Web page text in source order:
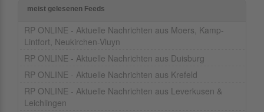
meist gelesenen Feeds
RP ONLINE - Aktuelle Nachrichten aus Moers, Kamp-
Lintfort, Neukirchen-Vluyn
RP ONLINE - Aktuelle Nachrichten aus Duisburg
RP ONLINE - Aktuelle Nachrichten aus Krefeld
RP ONLINE - Aktuelle Nachrichten aus Leverkusen &
Leichlingen